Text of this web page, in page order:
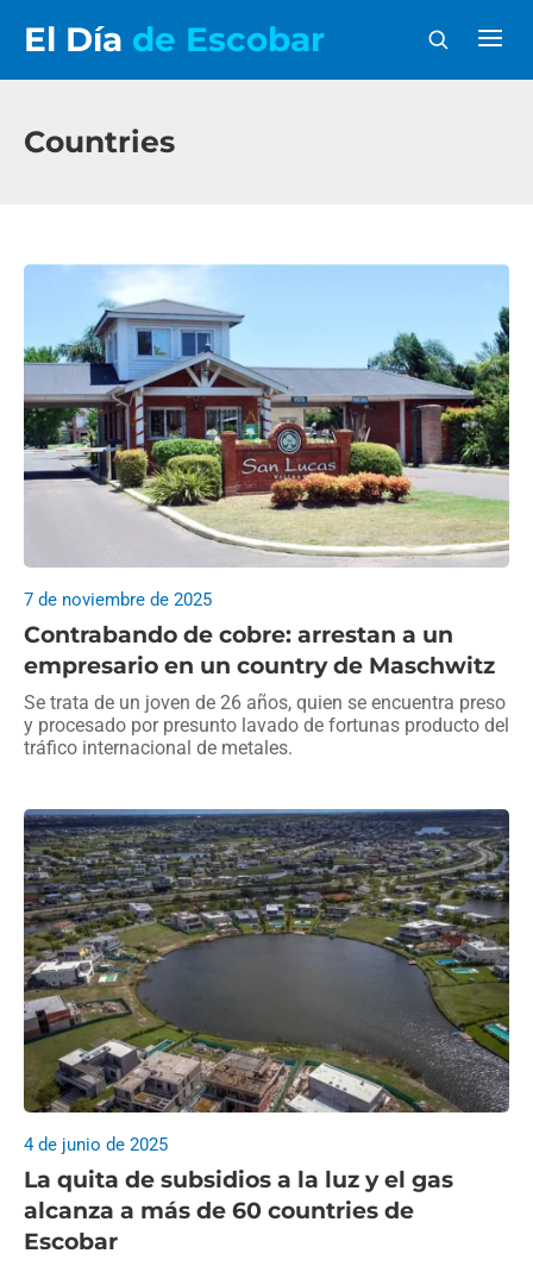
El Día de Escobar
Countries
Contrabando de cobre: arrestan a un
empresario en un country de Maschwitz
7 de noviembre de 2025
Se trata de un joven de 26 años, quien se encuentra preso
y procesado por presunto lavado de fortunas producto del
tráfico internacional de metales.
La quita de subsidios a la luz y el gas
alcanza a más de 60 countries de
Escobar
4 de junio de 2025